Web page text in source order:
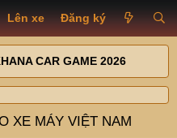
Lên xe Đăng ký
CAR GAME 2026
XE MÁY VIỆT NAM